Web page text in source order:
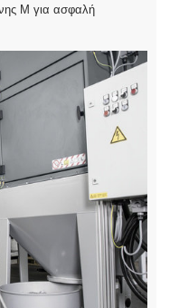
M για ασφαλή